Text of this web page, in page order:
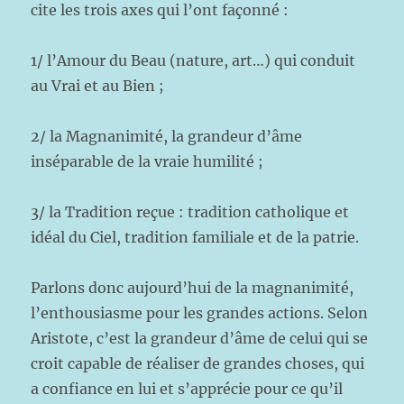
cite les trois axes qui l’ont façonné :
1/ l’Amour du Beau (nature, art…) qui conduit
au Vrai et au Bien ;
2/ la Magnanimité, la grandeur d’âme
inséparable de la vraie humilité ;
3/ la Tradition reçue : tradition catholique et
idéal du Ciel, tradition familiale et de la patrie.
Parlons donc aujourd’hui de la magnanimité,
l’enthousiasme pour les grandes actions. Selon
Aristote, c’est la grandeur d’âme de celui qui se
croit capable de réaliser de grandes choses, qui
a confiance en lui et s’apprécie pour ce qu’il